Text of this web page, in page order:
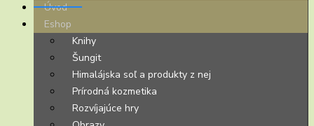
Úvod
Eshop
Knihy
Šungit
Himalájska soľ a produkty z nej
Prírodná kozmetika
Rozvíjajúce hry